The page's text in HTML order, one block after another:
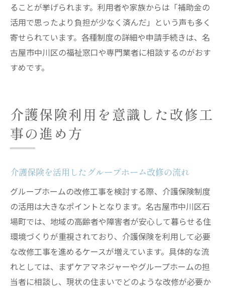
ることが挙げられます。利用者や家族からは「補助金の
活用で思ったより負担が少なく済んだ」という声も多く
寄せられています。各種制度の詳細や申請手続きは、名
古屋市中川区の福祉窓口や専門業者に相談するのがおす
すめです。
介護保険利用を意識した改修工
事の進め方
介護保険を活用したグループホーム改修の流れ
グループホームの改修工事を検討する際、介護保険制度
の活用は大きなポイントとなります。名古屋市中川区石
場町では、地域の高齢者や障害者が安心して暮らせる住
環境づくりが重視されており、介護保険を利用して必要
な改修工事を進めるケースが増えています。具体的な流
れとしては、まずケアマネジャーやグループホームの担
当者に相談し、現状の住まいでどのような改修が必要か